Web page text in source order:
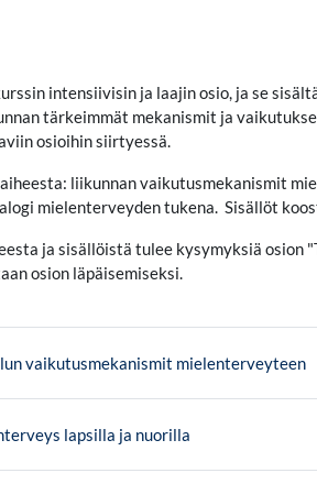
intensiivisin ja laajin osio, ja se
tärkeimmät mekanismit ja
osioihin siirtyessä.
aiheesta: liikunnan vaikutusmekanismit
mielenterveyden tukena. Sisällöt
ja sisällöistä tulee kysymyksiä
osion läpäisemiseksi.
vaikutusmekanismit mielenterveyteen
lapsilla ja nuorilla